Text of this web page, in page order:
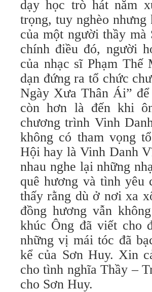
dạy học trò hát năm
trọng, tuy nghèo
của một người thầy
chính điều đó, người
của nhạc sĩ Phạm
dạn đứng ra tổ chức
Ngày Xưa Thân Ái”
còn hơn là đến khi
chương trình Vinh
không có tham vọng
Hội hay là Vinh Danh
nhau nghe lại những
quê hương và tình yêu
thấy rằng dù ở nơi xa
đồng hương vẫn
khúc Ông đã viết cho
những vị mái tóc đã
kể của Sơn Huy. Xin
cho tình nghĩa Thầy –
cho Sơn Huy.